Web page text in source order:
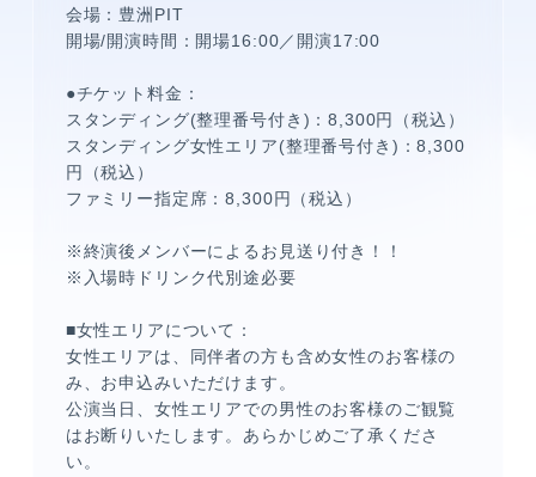
会場：豊洲PIT
開場/開演時間：開場16:00／開演17:00
●チケット料金：
スタンディング(整理番号付き)：8,300円（税込）
スタンディング女性エリア(整理番号付き)：8,300
円（税込）
ファミリー指定席：8,300円（税込）
※終演後メンバーによるお見送り付き！！
※入場時ドリンク代別途必要
■女性エリアについて：
女性エリアは、同伴者の方も含め女性のお客様の
み、お申込みいただけます。
公演当日、女性エリアでの男性のお客様のご観覧
はお断りいたします。あらかじめご了承くださ
い。